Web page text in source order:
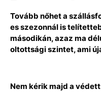
Tovább nőhet a
es szezonnál is
másodikán, azaz ma
oltottsági szintet, ami
Nem kérik majd a